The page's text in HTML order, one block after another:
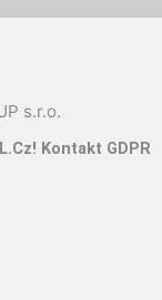
s.r.o.
Kontakt GDPR